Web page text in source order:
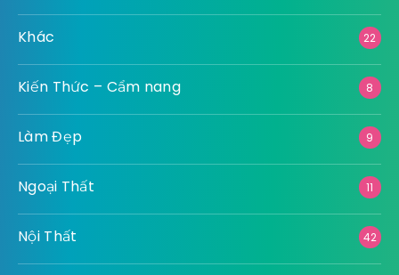
Khác 22
Kiến Thức – Cẩm nang 8
Làm Đẹp 9
Ngoại Thất 11
Nội Thất 42